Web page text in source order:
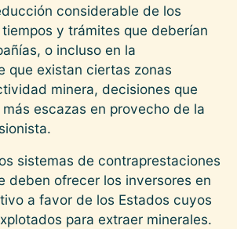
considerable de los
y trámites que deberían
o incluso en la
que existan ciertas zonas
minera, decisiones que
escazas en provecho de la
sistemas de contraprestaciones
deben ofrecer los inversores en
a favor de los Estados cuyos
para extraer minerales.